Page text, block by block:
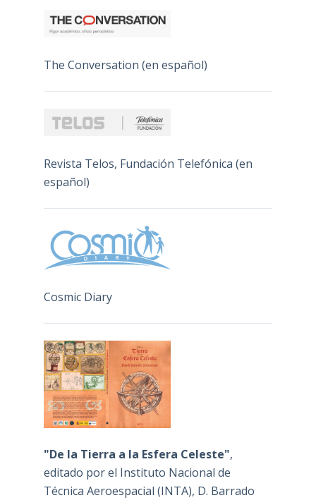
The Conversation (en español)
Revista Telos, Fundación Telefónica (en
español)
Cosmic Diary
"De la Tierra a la Esfera Celeste",
editado por el Instituto Nacional de
Técnica Aeroespacial (INTA), D. Barrado